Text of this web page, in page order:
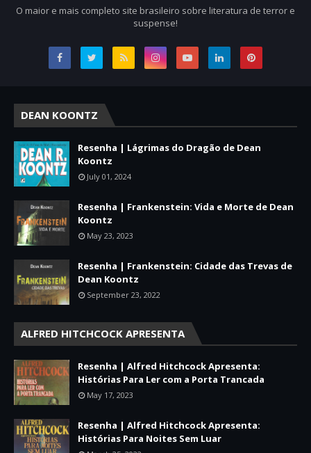
O maior e mais completo site brasileiro sobre literatura de terror e
suspense!
DEAN KOONTZ
Resenha | Lágrimas do Dragão de Dean
Koontz
July 01, 2024
Resenha | Frankenstein: Vida e Morte de Dean
Koontz
May 23, 2023
Resenha | Frankenstein: Cidade das Trevas de
Dean Koontz
September 23, 2022
ALFRED HITCHCOCK APRESENTA
Resenha | Alfred Hitchcock Apresenta:
Histórias Para Ler com a Porta Trancada
May 17, 2023
Resenha | Alfred Hitchcock Apresenta:
Histórias Para Noites Sem Luar